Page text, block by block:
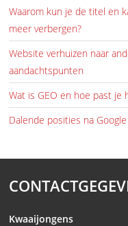
Waarom kun je de titel en
meer verbergen?
Website verhuizen naar
aandachtspunten
Wat is GEO en hoe past je
Dalende posities na
Kwaaijongens